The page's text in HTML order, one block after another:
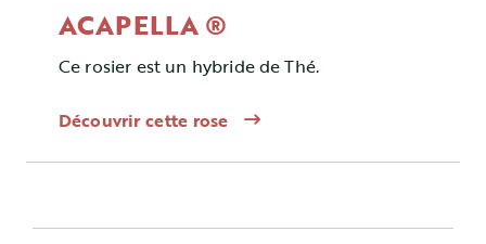
ACAPELLA ®
Ce rosier est un hybride de Thé.
Découvrir cette rose